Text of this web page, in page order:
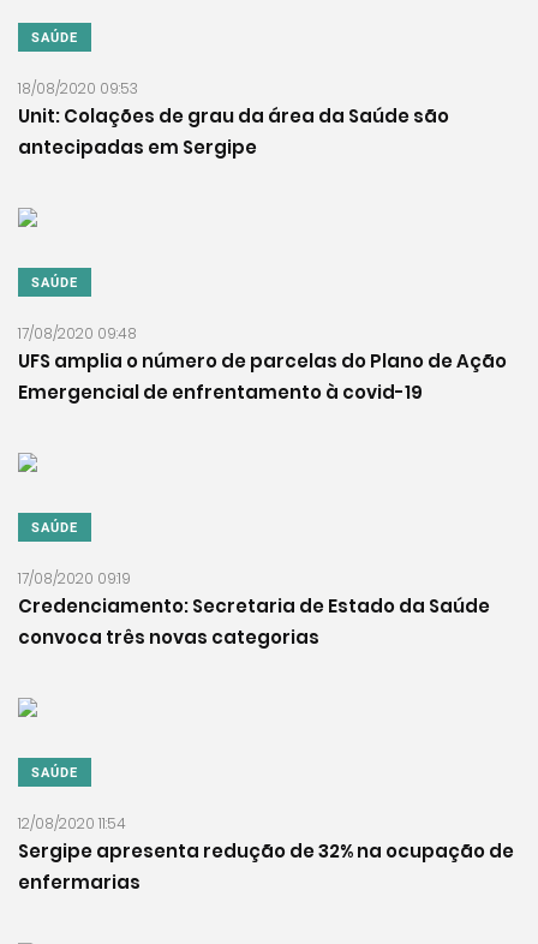
SAÚDE
18/08/2020 09:53
Unit: Colações de grau da área da Saúde são
antecipadas em Sergipe
SAÚDE
17/08/2020 09:48
UFS amplia o número de parcelas do Plano de Ação
Emergencial de enfrentamento à covid-19
SAÚDE
17/08/2020 09:19
Credenciamento: Secretaria de Estado da Saúde
convoca três novas categorias
SAÚDE
12/08/2020 11:54
Sergipe apresenta redução de 32% na ocupação de
enfermarias